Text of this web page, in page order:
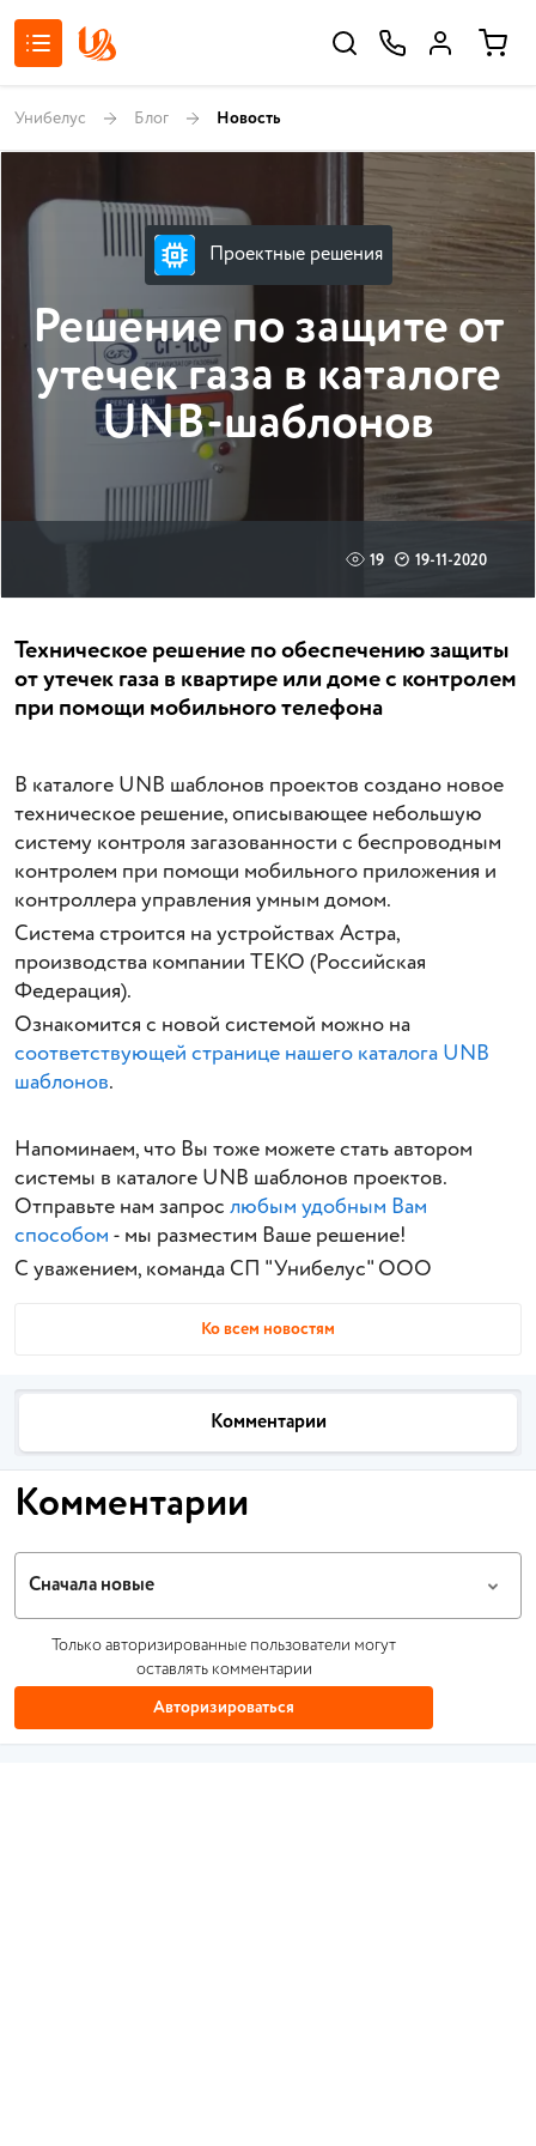
Унибелус Блог Новость
Проектные решения
Решение по защите от
утечек газа в каталоге
UNB-шаблонов
19 19-11-2020
Техническое решение по обеспечению защиты
от утечек газа в квартире или доме с контролем
при помощи мобильного телефона
В каталоге UNB шаблонов проектов создано новое
техническое решение, описывающее небольшую
систему контроля загазованности с беспроводным
контролем при помощи мобильного приложения и
контроллера управления умным домом.
Система строится на устройствах Астра,
производства компании ТЕКО (Российская
Федерация).
Ознакомится с новой системой можно на
соответствующей странице нашего каталога UNB
шаблонов.
Напоминаем, что Вы тоже можете стать автором
системы в каталоге UNB шаблонов проектов.
Отправьте нам запрослюбым удобным Вам
способом- мы разместим Ваше решение!
С уважением, команда СП "Унибелус" ООО
Ко всем новостям
Комментарии
Комментарии
Сначала новые
Только авторизированные пользователи могут
оставлять комментарии
Авторизироваться